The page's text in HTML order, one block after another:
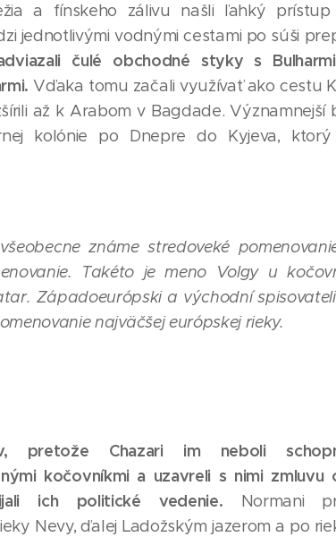
a fínskeho zálivu našli ľahký
jednotlivými vodnými cestami po súši
čulé obchodné styky s
Vďaka tomu začali využívať ako cestu
až k Arabom v Bagdade. Významnejší
kolónie po Dnepre do Kyjeva,
známe stredoveké
Takéto je meno Volgy u
Západoeurópski a východní
najväčšej európskej rieky.
pretože Chazari im neboli
kočovníkmi a uzavreli s nimi zmluvu
ich politické vedenie. Normani
Nevy, ďalej Ladožským jazerom a po